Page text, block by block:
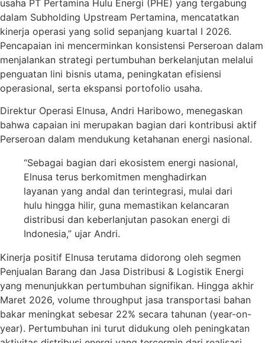
usaha PT Pertamina Hulu Energi (PHE) yang tergabung
dalam Subholding Upstream Pertamina, mencatatkan
kinerja operasi yang solid sepanjang kuartal I 2026.
Pencapaian ini mencerminkan konsistensi Perseroan dalam
menjalankan strategi pertumbuhan berkelanjutan melalui
penguatan lini bisnis utama, peningkatan efisiensi
operasional, serta ekspansi portofolio usaha.
Direktur Operasi Elnusa, Andri Haribowo, menegaskan
bahwa capaian ini merupakan bagian dari kontribusi aktif
Perseroan dalam mendukung ketahanan energi nasional.
“Sebagai bagian dari ekosistem energi nasional,
Elnusa terus berkomitmen menghadirkan
layanan yang andal dan terintegrasi, mulai dari
hulu hingga hilir, guna memastikan kelancaran
distribusi dan keberlanjutan pasokan energi di
Indonesia,” ujar Andri.
Kinerja positif Elnusa terutama didorong oleh segmen
Penjualan Barang dan Jasa Distribusi & Logistik Energi
yang menunjukkan pertumbuhan signifikan. Hingga akhir
Maret 2026, volume throughput jasa transportasi bahan
bakar meningkat sebesar 22% secara tahunan (year-on-
year). Pertumbuhan ini turut didukung oleh peningkatan